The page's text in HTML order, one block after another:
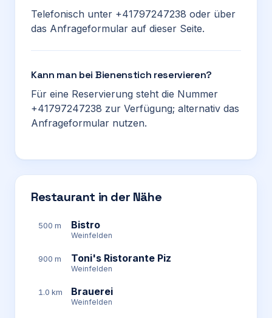
Telefonisch unter +41797247238 oder über
das Anfrageformular auf dieser Seite.
Kann man bei Bienenstich reservieren?
Für eine Reservierung steht die Nummer
+41797247238 zur Verfügung; alternativ das
Anfrageformular nutzen.
Restaurant in der Nähe
500 m Bistro
Weinfelden
900 m Toni's Ristorante Piz
Weinfelden
1.0 km Brauerei
Weinfelden